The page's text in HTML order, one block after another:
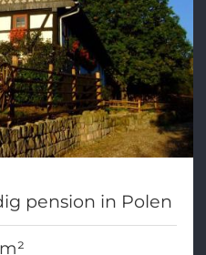
pension in Polen